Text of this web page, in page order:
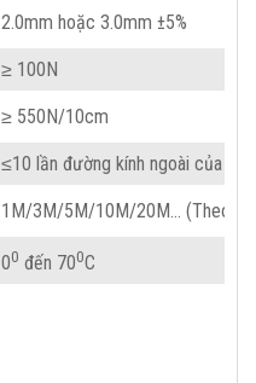
2.0mm hoặc 3.0mm ±5%
≥ 100N
≥ 550N/10cm
≤10 lần đường kính ngoài của cáp
1M/3M/5M/10M/20M… (Theo
00 đến 700C